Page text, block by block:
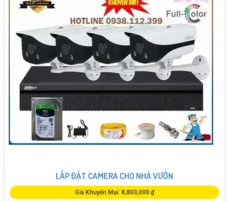
LẮP ĐẶT CAMERA CHO NHÀ VƯỜN
Giá Khuyến Mại: 8,800,000 ₫